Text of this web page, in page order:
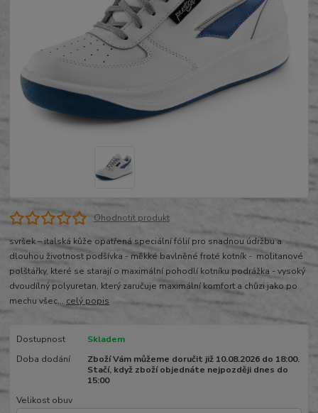
Ohodnotit produkt
svršek – italská kůže opatřená speciální fólií pro snadnou údržbu a
dlouhou životnost podšívka - měkké bavlněné froté kotník - molitanové
polštářky, které se starají o maximální pohodlí kotníku podrážka - vysoký
dvoudílný polyuretan, který zaručuje maximální komfort a chůzi jako po
mechu všec... celý popis
Dostupnost
Skladem
Doba dodání
Zboží Vám můžeme doručit již 10.08.2026 do 18:00.
Stačí, když zboží objednáte nejpozději dnes do
15:00
Velikost obuv